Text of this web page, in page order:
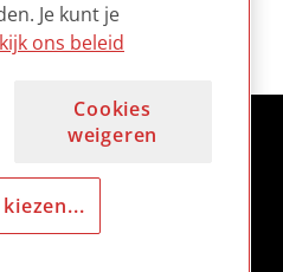
Je kunt je
ons beleid
Cookies
weigeren